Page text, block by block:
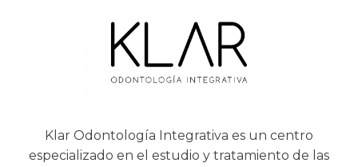
Klar Odontología Integrativa es un centro
especializado en el estudio y tratamiento de las